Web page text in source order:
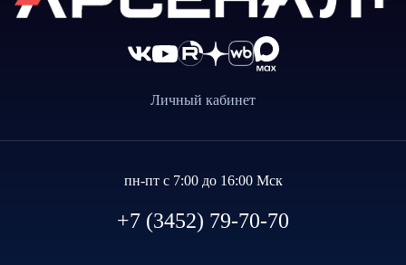
Личный кабинет
пн-пт с 7:00 до 16:00 Мск
+7 (3452) 79-70-70